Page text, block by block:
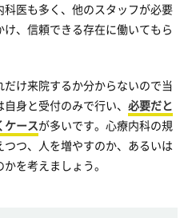
医も多く、他のスタッフが必要
、信頼できる存在に働いてもら
け来院するか分からないので当
身と受付のみで行い、 必要だと
ケースが多いです。心療内科の規
つ、人を増やすのか、あるいは
を考えましょう。